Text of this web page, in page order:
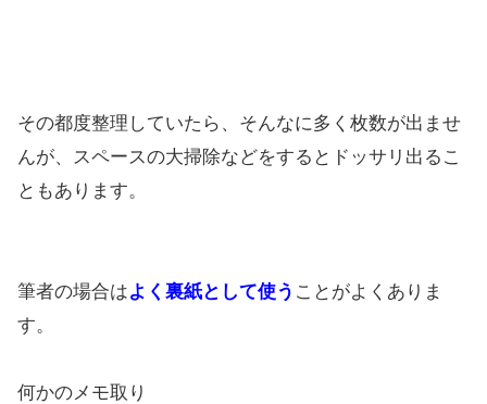
その都度整理していたら、そんなに多く枚数が出ませ
んが、スペースの大掃除などをするとドッサリ出るこ
ともあります。
筆者の場合はよく裏紙として使う ことがよくありま
す。
何かのメモ取り